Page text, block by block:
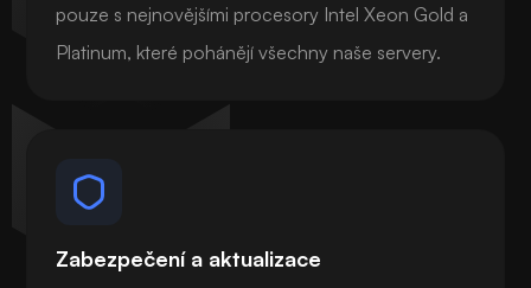
pouze s nejnovějšími procesory Intel Xeon Gold a
Platinum, které pohánějí všechny naše servery.
Zabezpečení a aktualizace